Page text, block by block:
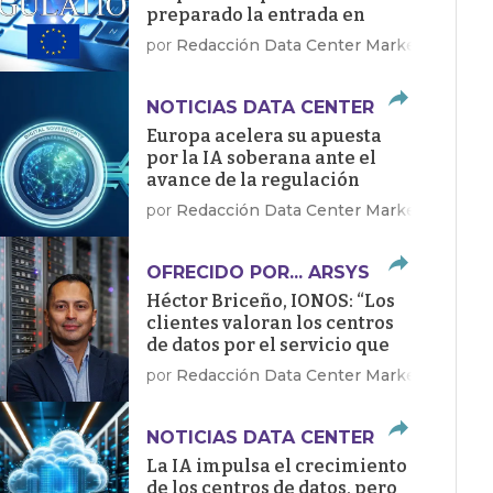
preparado la entrada en
vigor de la Ley de IA
por Redacción Data Center Market
NOTICIAS DATA CENTER
Europa acelera su apuesta
por la IA soberana ante el
avance de la regulación
por Redacción Data Center Market
OFRECIDO POR... ARSYS
Héctor Briceño, IONOS: “Los
clientes valoran los centros
de datos por el servicio que
dan, no por sus megawatios”
por Redacción Data Center Market
NOTICIAS DATA CENTER
La IA impulsa el crecimiento
de los centros de datos, pero